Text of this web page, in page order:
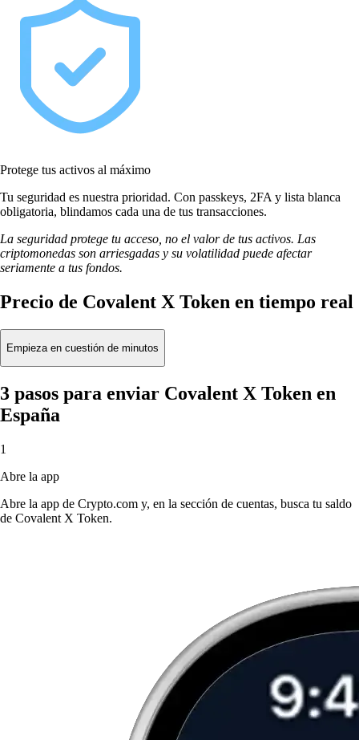
Protege tus activos al máximo
Tu seguridad es nuestra prioridad. Con passkeys, 2FA y lista blanca
obligatoria, blindamos cada una de tus transacciones.
La seguridad protege tu acceso, no el valor de tus activos. Las
criptomonedas son arriesgadas y su volatilidad puede afectar
seriamente a tus fondos.
Precio de Covalent X Token en tiempo real
Empieza en cuestión de minutos
3 pasos para enviar Covalent X Token en
España
1
Abre la app
Abre la app de Crypto.com y, en la sección de cuentas, busca tu saldo
de Covalent X Token.